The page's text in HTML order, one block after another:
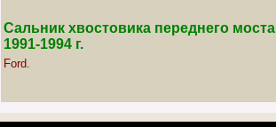
Сальник хвостовика переднего моста
1991-1994 г.
Ford.